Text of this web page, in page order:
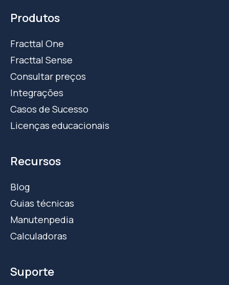
Produtos
Fracttal One
Fracttal Sense
Consultar preços
Integrações
Casos de Sucesso
Licenças educacionais
Recursos
Blog
Guias técnicas
Manutenpedia
Calculadoras
Suporte